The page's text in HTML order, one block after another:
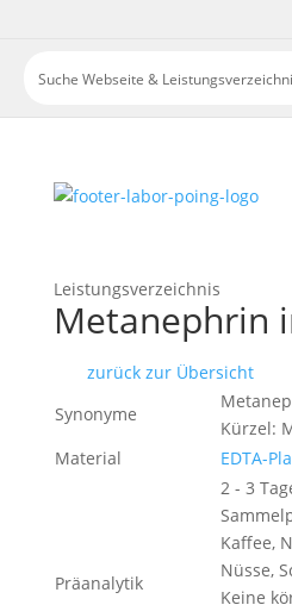
Leistungsverzeichnis
Metanephrin
zurück zur Übersicht
Synonyme
Kürzel:
Material
EDTA-
Präanalytik
2 - 3
Kaffee,
Nüsse,
Keine